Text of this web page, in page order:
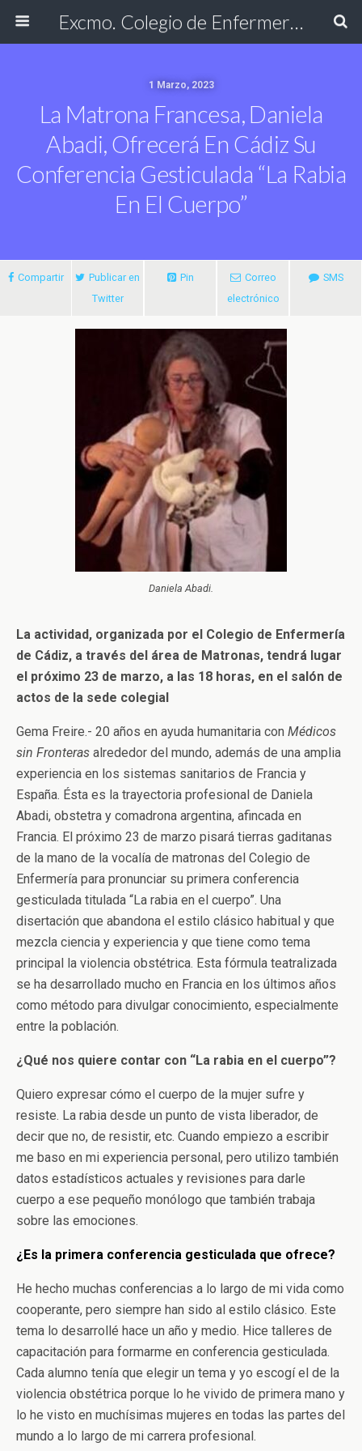
Excmo. Colegio de Enfermería de Cádiz
1 Marzo, 2023
La Matrona Francesa, Daniela
Abadi, Ofrecerá En Cádiz Su
Conferencia Gesticulada “La Rabia
En El Cuerpo”
Compartir
Publicar en
Twitter
Pin
Correo
electrónico
SMS
Daniela Abadi.
La actividad, organizada por el Colegio de Enfermería
de Cádiz, a través del área de Matronas, tendrá lugar
el próximo 23 de marzo, a las 18 horas, en el salón de
actos de la sede colegial
Gema Freire.- 20 años en ayuda humanitaria con Médicos
sin Fronteras alrededor del mundo, además de una amplia
experiencia en los sistemas sanitarios de Francia y
España. Ésta es la trayectoria profesional de Daniela
Abadi, obstetra y comadrona argentina, afincada en
Francia. El próximo 23 de marzo pisará tierras gaditanas
de la mano de la vocalía de matronas del Colegio de
Enfermería para pronunciar su primera conferencia
gesticulada titulada “La rabia en el cuerpo”. Una
disertación que abandona el estilo clásico habitual y que
mezcla ciencia y experiencia y que tiene como tema
principal la violencia obstétrica. Esta fórmula teatralizada
se ha desarrollado mucho en Francia en los últimos años
como método para divulgar conocimiento, especialmente
entre la población.
¿Qué nos quiere contar con “La rabia en el cuerpo”?
Quiero expresar cómo el cuerpo de la mujer sufre y
resiste. La rabia desde un punto de vista liberador, de
decir que no, de resistir, etc. Cuando empiezo a escribir
me baso en mi experiencia personal, pero utilizo también
datos estadísticos actuales y revisiones para darle
cuerpo a ese pequeño monólogo que también trabaja
sobre las emociones.
¿Es la primera conferencia gesticulada que ofrece?
He hecho muchas conferencias a lo largo de mi vida como
cooperante, pero siempre han sido al estilo clásico. Este
tema lo desarrollé hace un año y medio. Hice talleres de
capacitación para formarme en conferencia gesticulada.
Cada alumno tenía que elegir un tema y yo escogí el de la
violencia obstétrica porque lo he vivido de primera mano y
lo he visto en muchísimas mujeres en todas las partes del
mundo a lo largo de mi carrera profesional.